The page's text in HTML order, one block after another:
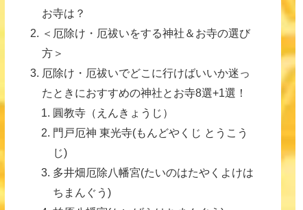
お寺は？
＜厄除け・厄祓いをする神社＆お寺の選び
方＞
厄除け・厄祓いでどこに行けばいいか迷っ
たときにおすすめの神社とお寺8選+1選！
圓教寺（えんきょうじ）
門戸厄神 東光寺(もんどやくじ とうこう
じ)
多井畑厄除八幡宮(たいのはたやくよけは
ちまんぐう)